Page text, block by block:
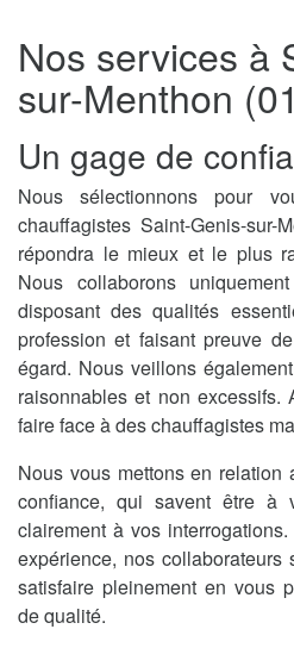
Nos services à
sur-Menthon
Un gage de
Nous sélectionnons pour
chauffagistes Saint-Genis-sur-
répondra le mieux et le plus
Nous collaborons
disposant des qualités
profession et faisant preuve
égard. Nous veillons
raisonnables et non excessifs.
faire face à des chauffagistes
Nous vous mettons en relation
confiance, qui savent être à
clairement à vos
expérience, nos
satisfaire pleinement en vous
de qualité.